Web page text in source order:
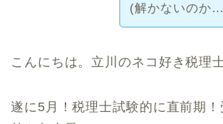
(解かないのか
こんにちは。立川のネコ好き税理
遂に5月！税理士試験的に直前期